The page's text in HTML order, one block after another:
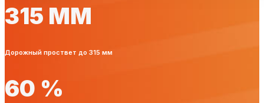
315 ММ
Дорожный проствет до 315 мм
60 %